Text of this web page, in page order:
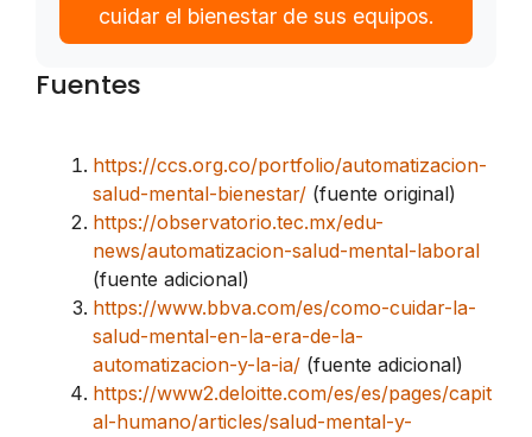
cuidar el bienestar de sus equipos.
Fuentes
https://ccs.org.co/portfolio/automatizacion-
salud-mental-bienestar/ (fuente original)
https://observatorio.tec.mx/edu-
news/automatizacion-salud-mental-laboral
(fuente adicional)
https://www.bbva.com/es/como-cuidar-la-
salud-mental-en-la-era-de-la-
automatizacion-y-la-ia/ (fuente adicional)
https://www2.deloitte.com/es/es/pages/capit
al-humano/articles/salud-mental-y-